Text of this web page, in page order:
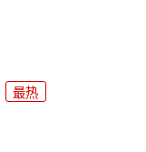
最热